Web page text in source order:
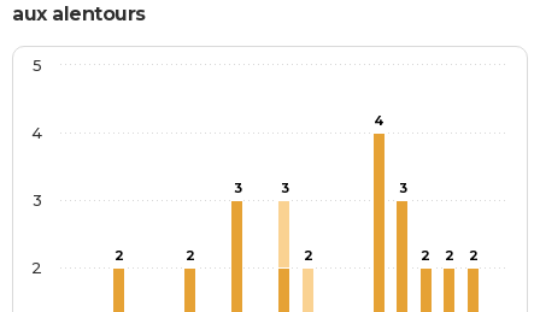
aux alentours
2 2
3 3
2
4
3
2 2 2
2
3
4
5